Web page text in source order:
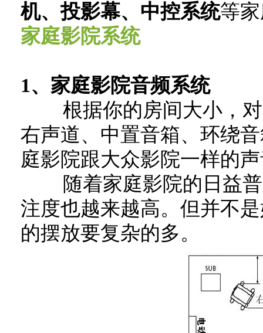
机、投影幕、中控系统等
家庭影院系统
1、家庭影院音频系统
根据你的房间大小，对
右声道、中置音箱、环绕
庭影院跟大众影院一样的
随着家庭影院的日益普
注度也越来越高。但并不
的摆放要复杂的多。